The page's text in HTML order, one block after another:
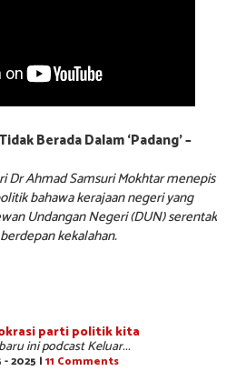
Berada Dalam ‘Padang’ –
Dr Ahmad Samsuri Mokhtar menepis
bahawa kerajaan negeri yang
Undangan Negeri (DUN) serentak
kekalahan.
parti politik kita
ini podcast Keluar...
- 2025 | 11 Comments